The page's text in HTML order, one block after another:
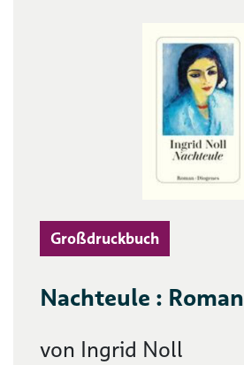
Großdruckbuch
Nachteule : Roman
von Ingrid Noll